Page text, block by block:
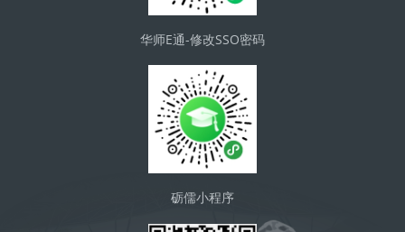
华师E通-修改SSO密码
砺儒小程序